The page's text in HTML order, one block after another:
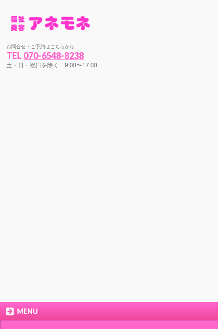
お問合せ・ご予約はこちらから
TEL 070-6548-8238
土・日・祝日を除く 9:00〜17:00
MENU